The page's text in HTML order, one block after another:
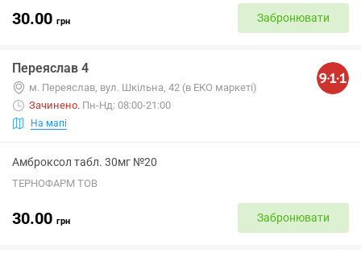
30.00 грн Забронювати
Переяслав 4
м. Переяслав, вул. Шкільна, 42 (в ЕКО маркеті)
Зачинено. Пн-Нд: 08:00-21:00
На мапі
Амброксол табл. 30мг №20
ТЕРНОФАРМ ТОВ
30.00 грн Забронювати